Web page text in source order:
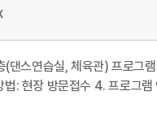
스연습실, 체육관) 프로그
: 현장 방문접수 4. 프로그램